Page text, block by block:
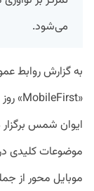
می‌شود.
به گزارش روابط
ایوان شمس
موضوعات کلیدی
موبایل محور از